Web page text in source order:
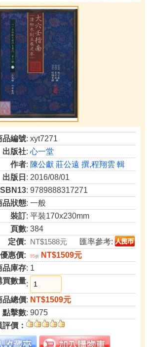
品編號: xyt7271
出版社:心一堂
作者: 陳公獻 莊公遠 撰,程翔雲 輯
出版日 : 2016/08/01
ISBN13: 9789888317271
品狀態: 一般
裝訂: 平裝170x230mm
頁數: 384
定價: NT$1588元
匯率參考:
優惠價:
95折
NT$1509元
品庫存: 1
買數量:
品總價: NT$1509元
點擊數: 9075
評價：